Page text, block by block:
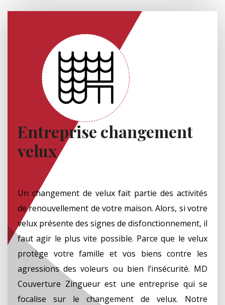
Entreprise changement
velux
Un changement de velux fait partie des activités
de renouvellement de votre maison. Alors, si votre
velux présente des signes de disfonctionnement, il
faut agir le plus vite possible. Parce que le velux
protège votre famille et vos biens contre les
agressions des voleurs ou bien l’insécurité. MD
Couverture Zingueur est une entreprise qui se
focalise sur le changement de velux. Notre